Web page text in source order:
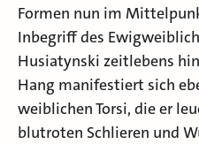
Formen nun im
Inbegriff des
Husiatynski zeitlebens
Hang manifestiert sich
weiblichen Torsi, die er
blutroten Schlieren und